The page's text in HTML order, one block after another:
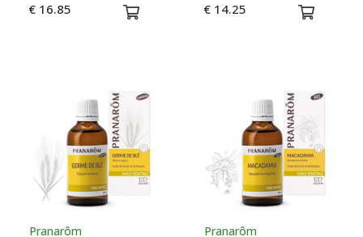
€ 16.85 € 14.25
Pranarôm
Pranarôm